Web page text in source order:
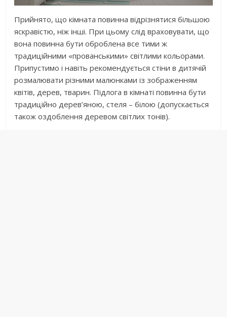
Прийнято, що кімната повинна відрізнятися більшою
яскравістю, ніж інші. При цьому слід враховувати, що
вона повинна бути оброблена все тими ж
традиційними «прованськими» світлими кольорами.
Припустимо і навіть рекомендується стіни в дитячій
розмалювати різними малюнками із зображенням
квітів, дерев, тварин. Підлога в кімнаті повинна бути
традиційно дерев’яною, стеля – білою (допускається
також оздоблення деревом світлих тонів).